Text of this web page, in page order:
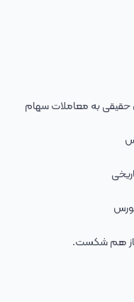
حقیقی به معاملات سهام